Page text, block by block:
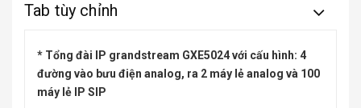
Tab tùy chỉnh
* Tổng đài IP grandstream GXE5024 với cấu hình: 4
đường vào bưu điện analog, ra 2 máy lẻ analog và 100
máy lẻ IP SIP